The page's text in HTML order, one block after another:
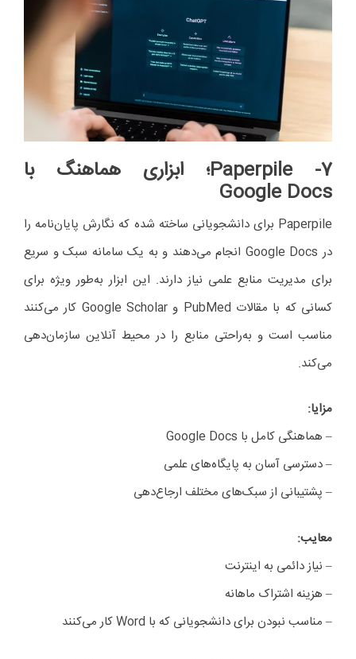
7- Paperpile ؛ ابزاری هماهنگ با
Google Docs
Paperpile برای دانشجویانی ساخته شده که نگارش پایان‌نامه را
در Google Docs انجام می‌دهند و به یک سامانه سبک و سریع
برای مدیریت منابع علمی نیاز دارند. این ابزار به‌طور ویژه برای
کسانی که با مقالات PubMed و Google Scholar کار می‌کنند
مناسب است و به‌راحتی منابع را در محیط آنلاین سازمان‌دهی
می‌کند.
مزایا:
– هماهنگی کامل با Google Docs
– دسترسی آسان به پایگاه‌های علمی
– پشتیبانی از سبک‌های مختلف ارجاع‌دهی
معایب:
– نیاز دائمی به اینترنت
– هزینه اشتراک ماهانه
– مناسب نبودن برای دانشجویانی که با Word کار می‌کنند